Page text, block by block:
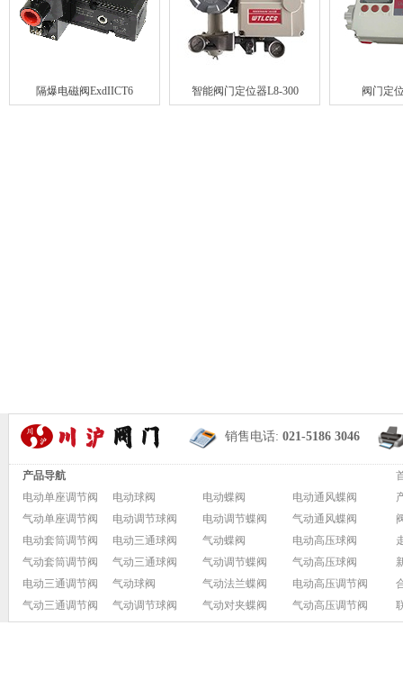
隔爆电磁阀ExdIICT6 智能阀门定位器L8-300 阀门定
销售电话: 021-5186 3046
产品导航
电动单座调节阀
气动单座调节阀
电动套筒调节阀
气动套筒调节阀
电动三通调节阀
气动三通调节阀
电动球阀
电动调节球阀
电动三通球阀
气动三通球阀
气动球阀
气动调节球阀
电动蝶阀
电动调节蝶阀
气动蝶阀
气动调节蝶阀
气动法兰蝶阀
气动对夹蝶阀
电动通风蝶阀
气动通风蝶阀
电动高压球阀
气动高压球阀
电动高压调节阀
气动高压调节阀